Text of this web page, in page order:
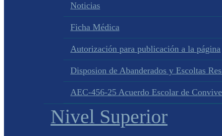
Noticias
Ficha Médica
Autorización para publicación a la página
Disposion de Abanderados y Escoltas
AEC-456-25 Acuerdo Escolar de
Nivel Superior